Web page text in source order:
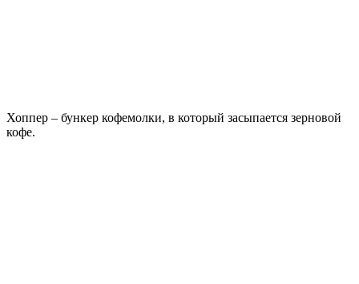
Хоппер – бункер кофемолки, в который засыпается зерновой
кофе.